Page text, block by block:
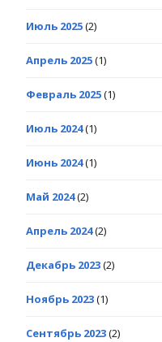
Июль 2025(2)
Апрель 2025(1)
Февраль 2025(1)
Июль 2024(1)
Июнь 2024(1)
Май 2024(2)
Апрель 2024(2)
Декабрь 2023(2)
Ноябрь 2023(1)
Сентябрь 2023(2)